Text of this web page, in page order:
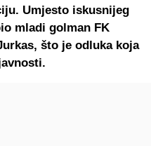
Umjesto iskusnijeg
mladi golman FK
što je odluka koja